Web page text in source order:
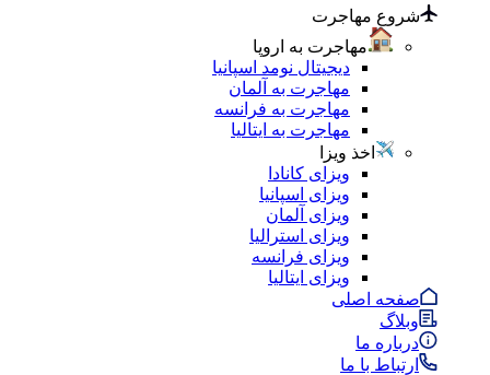
شروع مهاجرت
مهاجرت به اروپا
دیجیتال نومد اسپانیا
مهاجرت به آلمان
مهاجرت به فرانسه
مهاجرت به ایتالیا
اخذ ویزا
ویزای کانادا
ویزای اسپانیا
ویزای آلمان
ویزای استرالیا
ویزای فرانسه
ویزای ایتالیا
صفحه اصلی
وبلاگ
درباره ما
ارتباط با ما